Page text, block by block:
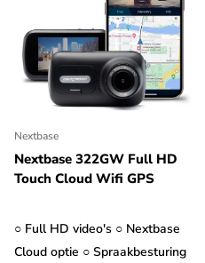
Nextbase
Nextbase 322GW Full HD
Touch Cloud Wifi GPS
○ Full HD video's ○ Nextbase
Cloud optie ○ Spraakbesturing